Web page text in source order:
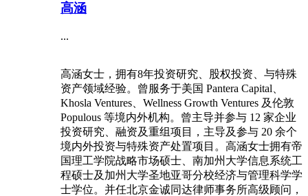
高涵
...
高涵女士，拥有8年投资研究、股权投资、与特殊
资产领域经验。曾服务于美国 Pantera Capital、
Khosla Ventures、Wellness Growth Ventures 及伦敦
Populous 等境内外机构。曾主导并参与 12 家企业
投资研究、融资及重组项目，主导及参与 20 余个
境内外投资与特殊资产处置项目。高涵女士拥有帝
国理工学院战略市场硕士、南加州大学信息系统工
程硕士及加州大学圣地亚哥分校经济与管理科学学
士学位。并任北京金诚同达律师事务所高级顾问，